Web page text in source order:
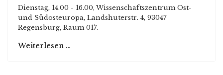
Dienstag, 14.00 - 16.00, Wissenschaftszentrum Ost-
und Südosteuropa, Landshuterstr. 4, 93047
Regensburg, Raum 017.
Weiterlesen …